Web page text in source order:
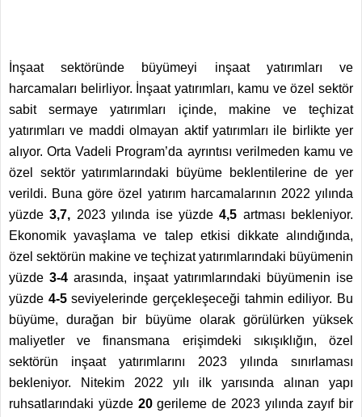
İnşaat sektöründe büyümeyi inşaat yatırımları ve
harcamaları belirliyor. İnşaat yatırımları, kamu ve özel sektör
sabit sermaye yatırımları içinde, makine ve teçhizat
yatırımları ve maddi olmayan aktif yatırımları ile birlikte yer
alıyor. Orta Vadeli Program’da ayrıntısı verilmeden kamu ve
özel sektör yatırımlarındaki büyüme beklentilerine de yer
verildi. Buna göre özel yatırım harcamalarının 2022 yılında
yüzde3,7, 2023 yılında ise yüzde4,5 artması bekleniyor.
Ekonomik yavaşlama ve talep etkisi dikkate alındığında,
özel sektörün makine ve teçhizat yatırımlarındaki büyümenin
yüzde3-4 arasında, inşaat yatırımlarındaki büyümenin ise
yüzde 4-5seviyelerinde gerçekleşeceği tahmin ediliyor. Bu
büyüme, durağan bir büyüme olarak görülürken yüksek
maliyetler ve finansmana erişimdeki sıkışıklığın, özel
sektörün inşaat yatırımlarını 2023 yılında sınırlaması
bekleniyor. Nitekim 2022 yılı ilk yarısında alınan yapı
ruhsatlarındaki yüzde 20gerileme de 2023 yılında zayıf bir